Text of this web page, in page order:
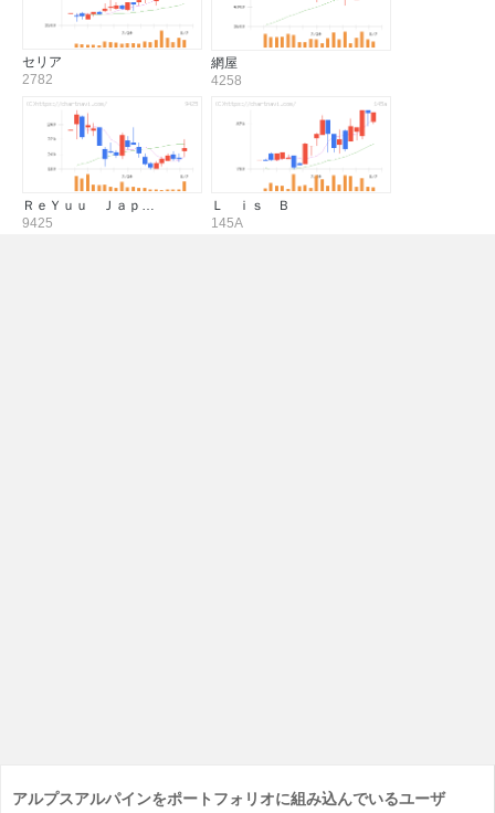
セリア
2782
網屋
4258
ＲｅＹｕｕ Ｊａｐ…
9425
Ｌ ｉｓ Ｂ
145A
アルプスアルパインをポートフォリオに組み込んでいるユーザ